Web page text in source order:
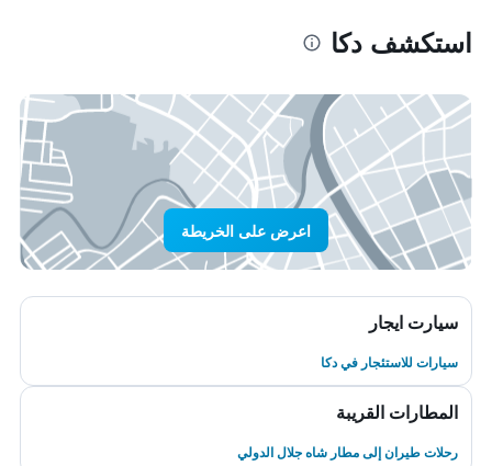
استكشف دكا
اعرض على الخريطة
سيارت ايجار
سيارات للاستئجار في دكا
المطارات القريبة
رحلات طيران إلى مطار شاه جلال الدولي